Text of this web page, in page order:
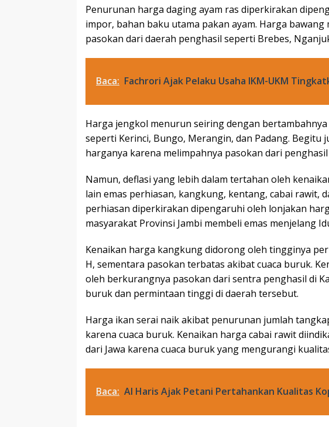
Penurunan harga daging ayam ras diperkirakan
impor, bahan baku utama pakan ayam. Harga
pasokan dari daerah penghasil seperti Brebes,
Baca: Fachrori Ajak Pelaku Usaha IKM-UKM
Harga jengkol menurun seiring dengan
seperti Kerinci, Bungo, Merangin, dan Padang. Begitu
harganya karena melimpahnya pasokan dari
Namun, deflasi yang lebih dalam tertahan oleh
lain emas perhiasan, kangkung, kentang, cabai rawit,
perhiasan diperkirakan dipengaruhi oleh lonjakan
masyarakat Provinsi Jambi membeli emas menjelang
Kenaikan harga kangkung didorong oleh tingginya
H, sementara pasokan terbatas akibat cuaca buruk.
oleh berkurangnya pasokan dari sentra penghasil di
buruk dan permintaan tinggi di daerah tersebut.
Harga ikan serai naik akibat penurunan jumlah
karena cuaca buruk. Kenaikan harga cabai rawit
dari Jawa karena cuaca buruk yang mengurangi
Baca: Al Haris Ajak Petani Pertahankan Kualitas